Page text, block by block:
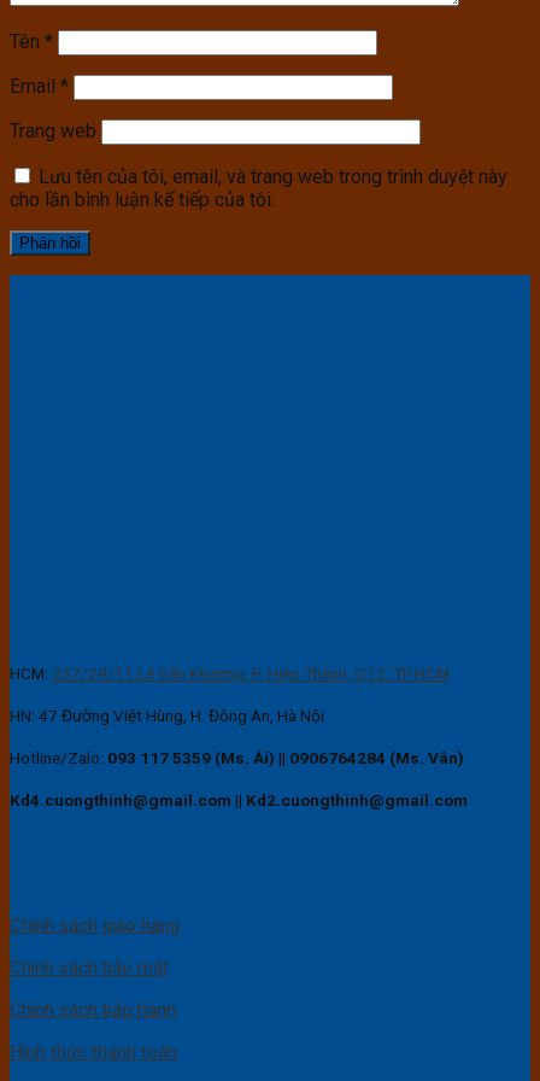
Tên *
Email *
Trang web
Lưu tên của tôi, email, và trang web trong trình duyệt này
cho lần bình luận kế tiếp của tôi.
HCM: 237/29/11 Lê Văn Khương, P. Hiệp Thành, Q12, TP.HCM
HN: 47 Đường Việt Hùng, H. Đông An, Hà Nội
Hotline/Zalo: 093 117 5359 (Ms. Ái) || 0906764284 (Ms. Vân)
Kd4.cuongthinh@gmail.com || Kd2.cuongthinh@gmail.com
Chính sách giao hàng
Chính sách bảo mật
Chính sách bảo hành
Hình thức thanh toán